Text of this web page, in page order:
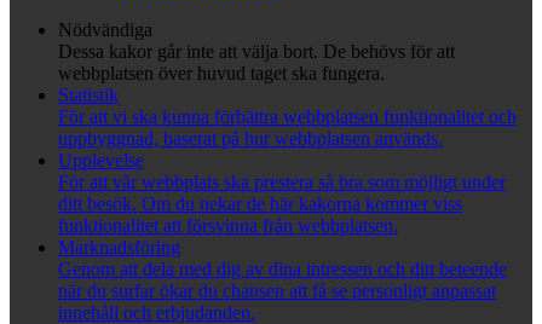
Nödvändiga
Dessa kakor går inte att välja bort. De behövs för att
webbplatsen över huvud taget ska fungera.
Statistik
För att vi ska kunna förbättra webbplatsen funktionalitet och
uppbyggnad, baserat på hur webbplatsen används.
Upplevelse
För att vår webbplats ska prestera så bra som möjligt under
ditt besök. Om du nekar de här kakorna kommer viss
funktionalitet att försvinna från webbplatsen.
Marknadsföring
Genom att dela med dig av dina intressen och ditt beteende
när du surfar ökar du chansen att få se personligt anpassat
innehåll och erbjudanden.